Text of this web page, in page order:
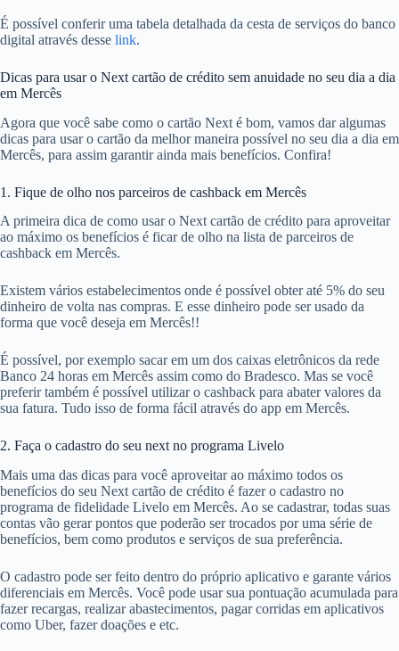
É possível conferir uma tabela detalhada da cesta de serviços do banco
digital através desse link.
Dicas para usar o Next cartão de crédito sem anuidade no seu dia a dia
em Mercês
Agora que você sabe como o cartão Next é bom, vamos dar algumas
dicas para usar o cartão da melhor maneira possível no seu dia a dia em
Mercês, para assim garantir ainda mais benefícios. Confira!
1. Fique de olho nos parceiros de cashback em Mercês
A primeira dica de como usar o Next cartão de crédito para aproveitar
ao máximo os benefícios é ficar de olho na lista de parceiros de
cashback em Mercês.
Existem vários estabelecimentos onde é possível obter até 5% do seu
dinheiro de volta nas compras. E esse dinheiro pode ser usado da
forma que você deseja em Mercês!!
É possível, por exemplo sacar em um dos caixas eletrônicos da rede
Banco 24 horas em Mercês assim como do Bradesco. Mas se você
preferir também é possível utilizar o cashback para abater valores da
sua fatura. Tudo isso de forma fácil através do app em Mercês.
2. Faça o cadastro do seu next no programa Livelo
Mais uma das dicas para você aproveitar ao máximo todos os
benefícios do seu Next cartão de crédito é fazer o cadastro no
programa de fidelidade Livelo em Mercês. Ao se cadastrar, todas suas
contas vão gerar pontos que poderão ser trocados por uma série de
benefícios, bem como produtos e serviços de sua preferência.
O cadastro pode ser feito dentro do próprio aplicativo e garante vários
diferenciais em Mercês. Você pode usar sua pontuação acumulada para
fazer recargas, realizar abastecimentos, pagar corridas em aplicativos
como Uber, fazer doações e etc.